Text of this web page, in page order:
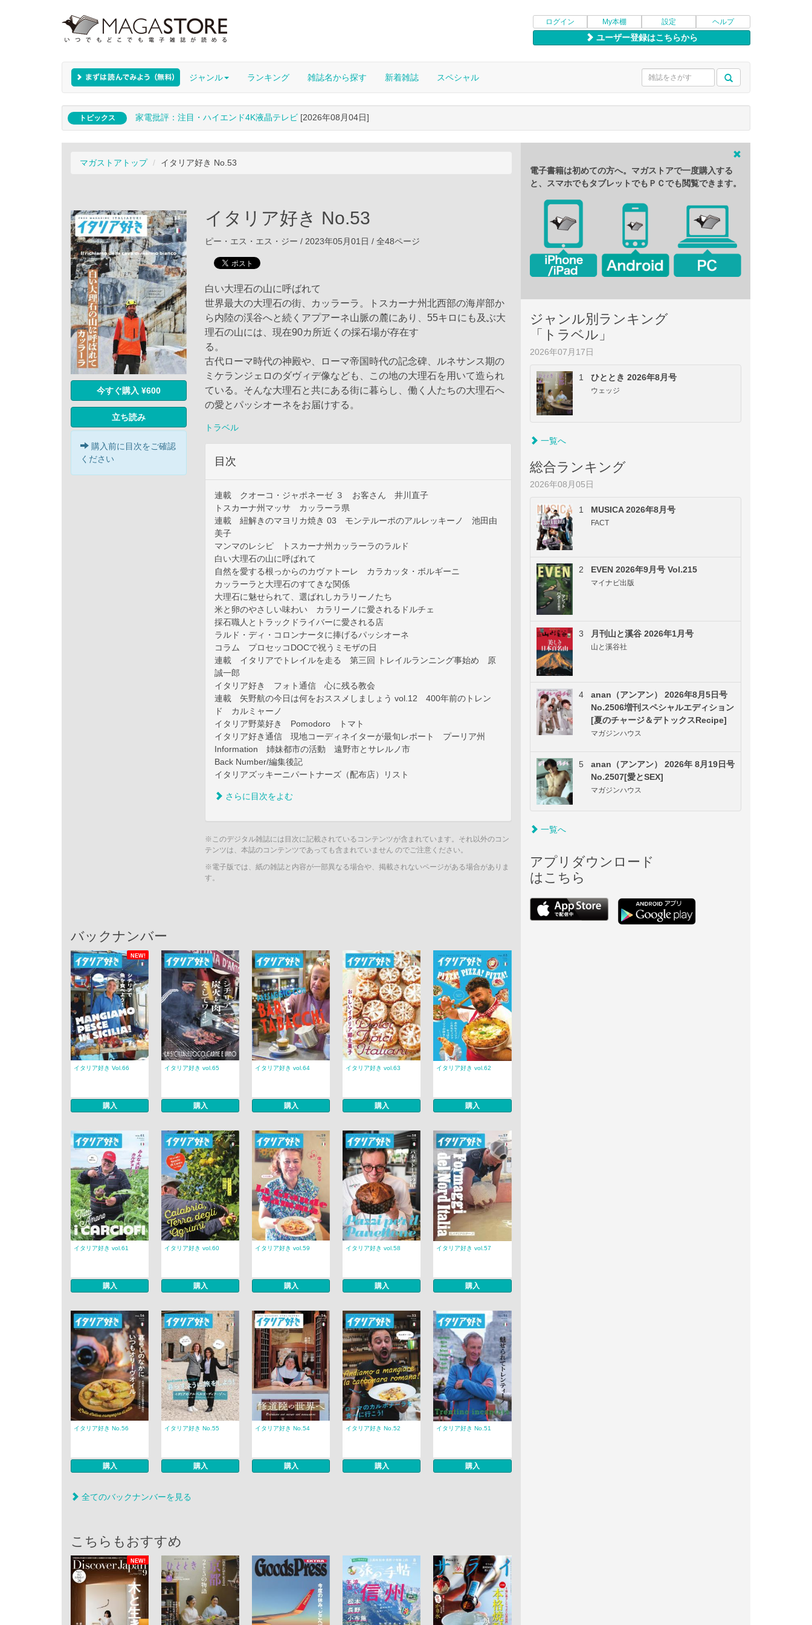
ログイン My本棚 設定 ヘルプ
ユーザー登録はこちらから
ジャンル ランキング 雑誌名から探す 新着雑誌 スペシャル
トピックス 家電批評：注目・ハイエンド4K液晶テレビ [2026年08月04日]
マガストアトップ イタリア好き No.53
今すぐ購入 ¥600
立ち読み
購入前に目次をご確認
ください
イタリア好き No.53
ピー・エス・エス・ジー / 2023年05月01日 / 全48ページ
白い大理石の山に呼ばれて
世界最大の大理石の街、カッラーラ。トスカーナ州北西部の海岸部か
ら内陸の渓谷へと続くアプアーネ山脈の麓にあり、55キロにも及ぶ大
理石の山には、現在90カ所近くの採石場が存在す
る。
古代ローマ時代の神殿や、ローマ帝国時代の記念碑、ルネサンス期の
ミケランジェロのダヴィデ像なども、この地の大理石を用いて造られ
ている。そんな大理石と共にある街に暮らし、働く人たちの大理石へ
の愛とパッシオーネをお届けする。
トラベル
目次
連載 クオーコ・ジャポネーゼ ３ お客さん 井川直子
トスカーナ州マッサ゠カッラーラ県
連載 紐解きのマヨリカ焼き 03 モンテルーポのアルレッキーノ 池田由
美子
マンマのレシピ トスカーナ州カッラーラのラルド
白い大理石の山に呼ばれて
自然を愛する根っからのカヴァトーレ カラカッタ・ボルギーニ
カッラーラと大理石のすてきな関係
大理石に魅せられて、選ばれしカラリーノたち
米と卵のやさしい味わい カラリーノに愛されるドルチェ
採石職人とトラックドライバーに愛される店
ラルド・ディ・コロンナータに捧げるパッシオーネ
コラム プロセッコDOCで祝うミモザの日
連載 イタリアでトレイルを走る 第三回 トレイルランニング事始め 原
誠一郎
イタリア好き フォト通信 心に残る教会
連載 矢野航の今日は何をおススメしましょう vol.12 400年前のトレン
ド カルミャーノ
イタリア野菜好き Pomodoro トマト
イタリア好き通信 現地コーディネイターが最旬レポート プーリア州
Information 姉妹都市の活動 遠野市とサレルノ市
Back Number/編集後記
イタリアズッキーニパートナーズ（配布店）リスト
さらに目次をよむ
※このデジタル雑誌には目次に記載されているコンテンツが含まれています。それ以外のコン
テンツは、本誌のコンテンツであっても含まれていません のでご注意ください。
※電子版では、紙の雑誌と内容が一部異なる場合や、掲載されないページがある場合がありま
す。
バックナンバー
NEW!
イタリア好き Vol.66
購入
イタリア好き vol.65
購入
イタリア好き vol.64
購入
イタリア好き vol.63
購入
イタリア好き vol.62
購入
イタリア好き vol.61
購入
イタリア好き vol.60
購入
イタリア好き vol.59
購入
イタリア好き vol.58
購入
イタリア好き vol.57
購入
イタリア好き No.56
購入
イタリア好き No.55
購入
イタリア好き No.54
購入
イタリア好き No.52
購入
イタリア好き No.51
購入
全てのバックナンバーを見る
こちらもおすすめ
NEW!
電子書籍は初めての方へ。マガストアで一度購入する
と、スマホでもタブレットでもＰＣでも閲覧できます。
ジャンル別ランキング
「トラベル」
2026年07月17日
1 ひととき 2026年8月号
ウェッジ
一覧へ
総合ランキング
2026年08月05日
1 MUSICA 2026年8月号
FACT
2 EVEN 2026年9月号 Vol.215
マイナビ出版
3 月刊山と溪谷 2026年1月号
山と溪谷社
4
anan（アンアン） 2026年8月5日号
No.2506増刊スペシャルエディション
[夏のチャージ＆デトックスRecipe]
マガジンハウス
5
anan（アンアン） 2026年 8月19日号
No.2507[愛とSEX]
マガジンハウス
一覧へ
アプリダウンロード
はこちら